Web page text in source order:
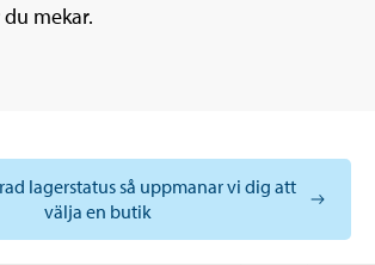
mekar.
lagerstatus så uppmanar vi dig att
välja en butik